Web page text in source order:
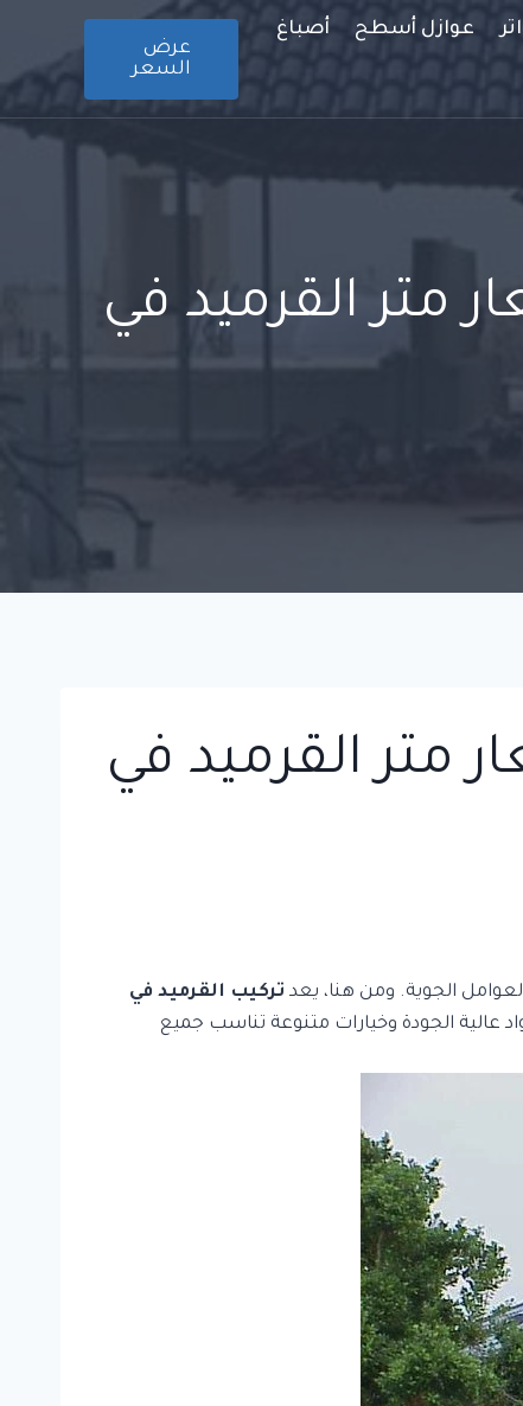
عوازل أسطح أصباغ
عرض
السعر
متر القرميد في
متر القرميد في
الجوية. ومن هنا، يعد تركيب القرميد في
عالية الجودة وخيارات متنوعة تناسب جميع